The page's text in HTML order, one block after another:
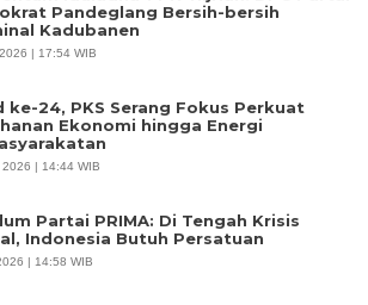
Pandeglang Bersih-bersih
Kadubanen
| 17:54 WIB
ke-24, PKS Serang Fokus Perkuat
Ekonomi hingga Energi
2026 | 14:44 WIB
Partai PRIMA: Di Tengah Krisis
Indonesia Butuh Persatuan
| 14:58 WIB